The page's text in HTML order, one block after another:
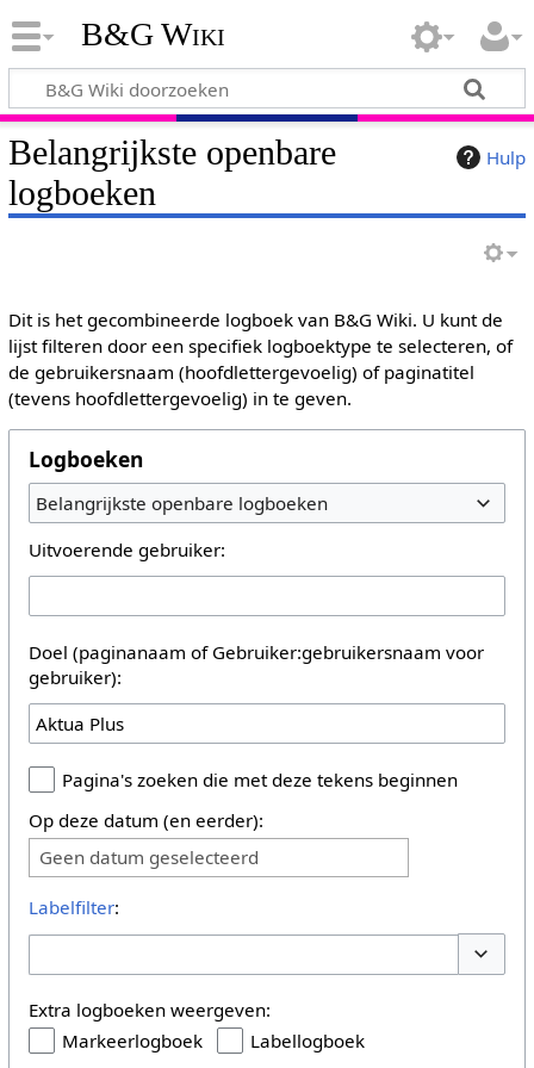
B&G Wiki
Hulp
Belangrijkste openbare
logboeken
Dit is het gecombineerde logboek van B&G Wiki. U kunt de
lijst filteren door een specifiek logboektype te selecteren, of
de gebruikersnaam (hoofdlettergevoelig) of paginatitel
(tevens hoofdlettergevoelig) in te geven.
Logboeken
Belangrijkste openbare logboeken
Uitvoerende gebruiker:
Doel (paginanaam of Gebruiker:gebruikersnaam voor
gebruiker):
Pagina's zoeken die met deze tekens beginnen
Op deze datum (en eerder):
Geen datum geselecteerd
Labelfilter:
Extra logboeken weergeven:
Markeerlogboek
Labellogboek